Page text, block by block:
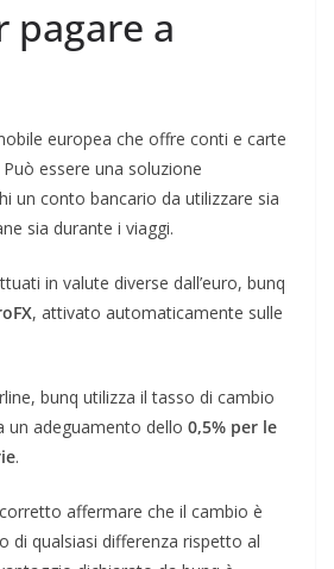
pagare a
europea che offre conti e carte
essere una soluzione
un conto bancario da utilizzare sia
sia durante i viaggi.
in valute diverse dall’euro, bunq
, attivato automaticamente sulle
bunq utilizza il tasso di cambio
un adeguamento dello 0,5% per le
.
affermare che il cambio è
di qualsiasi differenza rispetto al